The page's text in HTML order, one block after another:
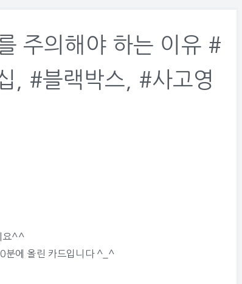
주의해야 하는 이유 #
, #블랙박스, #사고영
요^^
에 올린 카드입니다 ^_^